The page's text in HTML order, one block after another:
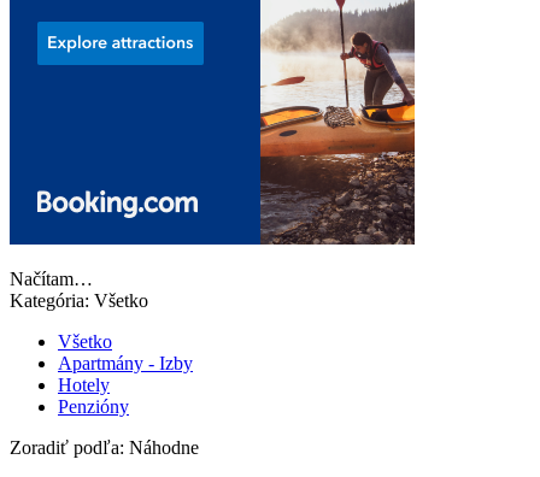
Načítam…
Kategória: Všetko
Všetko
Apartmány - Izby
Hotely
Penzióny
Zoradiť podľa: Náhodne